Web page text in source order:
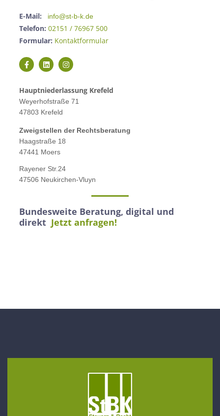
E-Mail: info@st-b-k.de
Telefon: 02151 / 76967 500
Formular: Kontaktformular
Hauptniederlassung Krefeld
Weyerhofstraße 71
47803 Krefeld
Zweigstellen der Rechtsberatung
Haagstraße 18
47441 Moers
Rayener Str.24
47506 Neukirchen-Vluyn
Bundesweite Beratung, digital und
direkt Jetzt anfragen!